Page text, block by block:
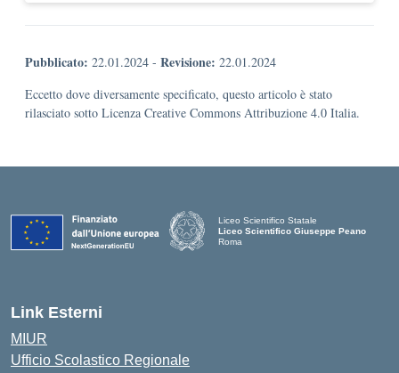
Pubblicato: 22.01.2024 - Revisione: 22.01.2024
Eccetto dove diversamente specificato, questo articolo è stato
rilasciato sotto Licenza Creative Commons Attribuzione 4.0 Italia.
Liceo Scientifico Statale
Liceo Scientifico Giuseppe Peano
Roma
Link Esterni
MIUR
Ufficio Scolastico Regionale